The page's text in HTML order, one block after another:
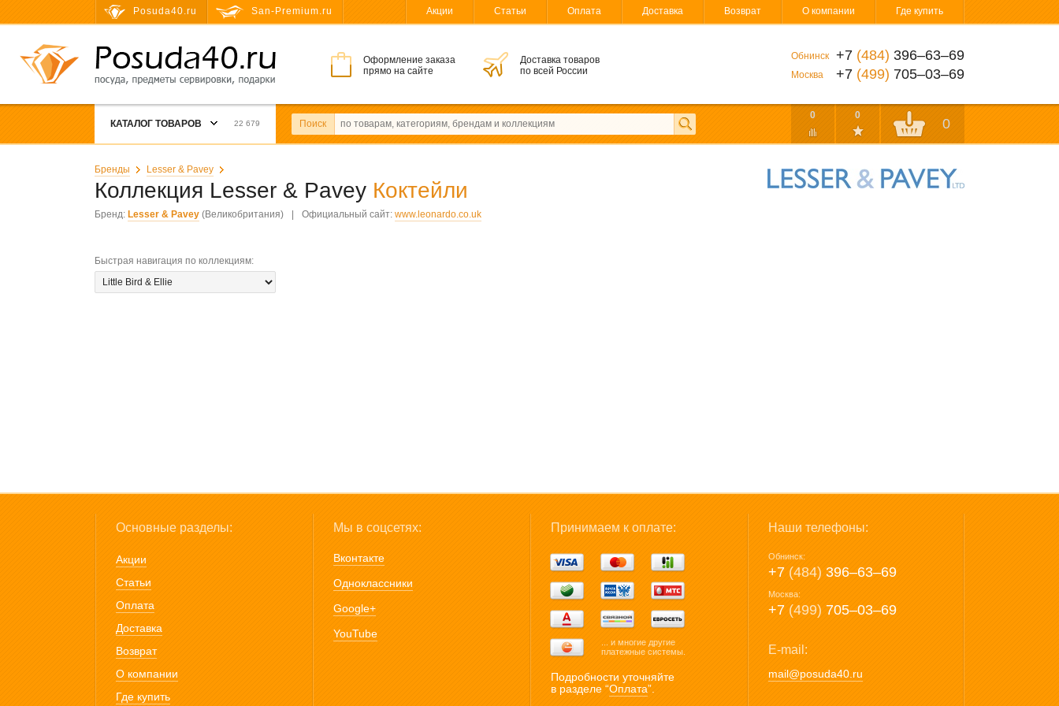
Posuda40.ru San-Premium.ru Акции Статьи Оплата Доставка Возврат О компании Где купить
Оформление заказа
прямо на сайте
Доставка товаров
по всей России
Обнинск +7 (484) 396‒63‒69
Москва +7 (499) 705‒03‒69
КАТАЛОГ ТОВАРОВ 22 679 Поиск
0 0
0
Бренды Lesser & Pavey
Коллекция Lesser & Pavey Коктейли
Бренд: Lesser & Pavey (Великобритания) Официальный сайт: www.leonardo.co.uk
Быстрая навигация по коллекциям:
Основные разделы:
Акции
Статьи
Оплата
Доставка
Возврат
О компании
Где купить
Мы в соцсетях:
Вконтакте
Одноклассники
Google+
YouTube
Принимаем к оплате:
... и многие другие
платежные системы.
Подробности уточняйте
в разделе “Оплата”.
Наши телефоны:
Обнинск:
+7 (484) 396‒63‒69
Москва:
+7 (499) 705‒03‒69
E-mail:
mail@posuda40.ru